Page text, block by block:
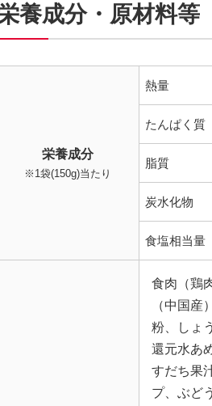
養成分・原材料等
栄養成分
※1袋(150g)当たり
熱量
たんぱく質
脂質
炭水化物
食塩相当量
食肉（鶏
（中国産
粉、しょ
還元水あ
すだち果
プ、ぶど